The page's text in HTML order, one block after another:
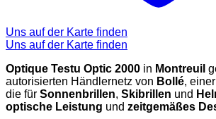
Uns auf der Karte finden
Uns auf der Karte finden
Optique Testu Optic 2000 in Montreuil
autorisierten Händlernetz von Bollé,
die für Sonnenbrillen, Skibrillen und
optische Leistung und zeitgemäßes